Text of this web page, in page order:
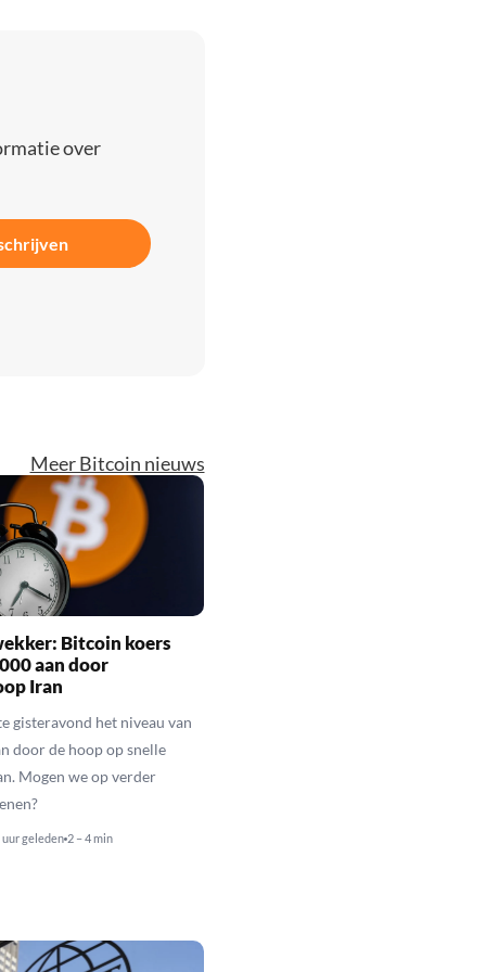
over
Meer Bitcoin nieuws
Bitcoin koers
aan door
Iran
gisteravond het niveau van
door de hoop op snelle
Mogen we op verder
uur geleden 2 – 4 min